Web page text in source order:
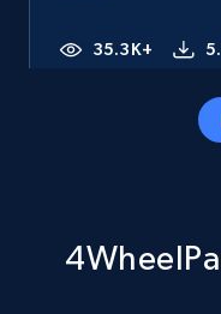
35.3K+
price, Currency,